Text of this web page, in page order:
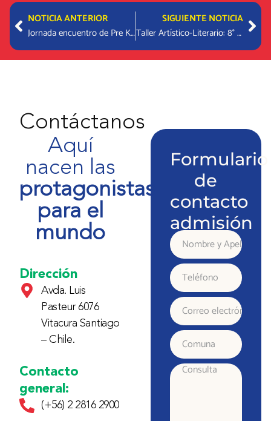
PrevNOTICIA ANTERIOR
Jornada encuentro de Pre Kínder
SIGUIENTE NOTICIA
Taller Artístico-Literario: 8° Básico
Contáctanos
Aquí
nacen las
protagonistas
para el
mundo
Dirección
Avda. Luis
Pasteur 6076
Vitacura Santiago
– Chile.
Contacto
general:
(+56) 2 2816 2900
Formulario
de
contacto
admisión
Nombre
y
Apellido
Teléfono
Correo
electrónico
Comuna
Consulta